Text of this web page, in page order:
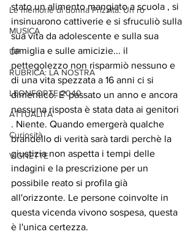
Le memorie di donna Prizzita. Un ro
MUSICA
UP
RUBRICA: LA NOSTRA
LEONFORTE 2040
ATTUALITA'
Curiosità
VIGNETTE
stato un alimento mangiato a scuola , si
insinuarono cattiverie e si sfruculiò sulla
sua vita da adolescente e sulla sua
famiglia e sulle amicizie... il
pettegolezzo non risparmiò nessuno e
di una vita spezzata a 16 anni ci si
dimenticò. E' passato un anno e ancora
nessuna risposta è stata data ai genitori
. Niente. Quando emergerà qualche
brandello di verità sarà tardi perchè la
giustizia non aspetta i tempi delle
indagini e la prescrizione per un
possibile reato si profila già
all'orizzonte. Le persone coinvolte in
questa vicenda vivono sospesa, questa
è l'unica certezza.